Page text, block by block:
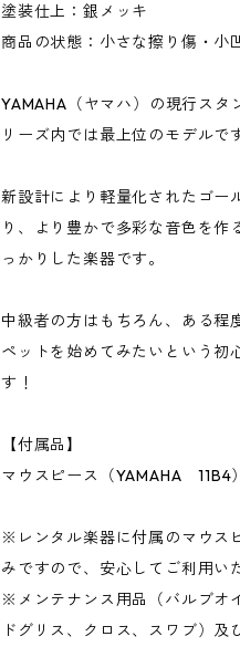
塗装仕上：銀メッキ
商品の状態：小さな擦り傷・小
YAMAHA（ヤマハ）の現行スタ
リーズ内では最上位のモデルで
新設計により軽量化されたゴー
り、より豊かで多彩な音色を作
っかりした楽器です。
中級者の方はもちろん、ある程
ペットを始めてみたいという初
す！
【付属品】
マウスピース（YAMAHA 11B4
※レンタル楽器に付属のマウス
みですので、安心してご利用い
※メンテナンス用品（バルブオ
ドグリス、クロス、スワブ）